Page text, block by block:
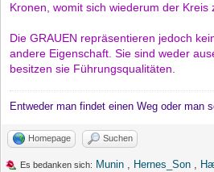
Kronen, womit sich wiederum der Kreis
Die GRAUEN repräsentieren jedoch
andere Eigenschaft. Sie sind weder
besitzen sie Führungsqualitäten.
Entweder man findet einen Weg oder man
Homepage Suchen
Es bedanken sich: Munin , Hernes_Son ,